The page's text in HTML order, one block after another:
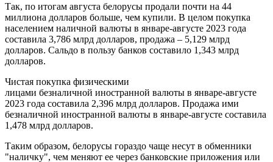
Так, по итогам августа белорусы продали почти на 44
миллиона долларов больше, чем купили. В целом покупка
населением наличной валюты в январе-августе 2023 года
составила 3,786 млрд долларов, продажа – 5,129 млрд
долларов. Сальдо в пользу банков составило 1,343 млрд
долларов.
Чистая покупка физическими
лицами безналичной иностранной валюты в январе-августе
2023 года составила 2,396 млрд долларов. Продажа ими
безналичной иностранной валюты в январе-августе составила
1,478 млрд долларов.
Таким образом, белорусы гораздо чаще несут в обменники
"наличку", чем меняют ее через банковские приложения или